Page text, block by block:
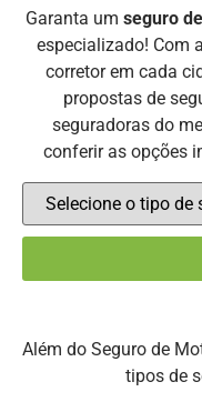
Garanta um seguro
especializado! Com a
corretor em cada
propostas de
seguradoras do
conferir as opções
Além do Seguro de
tipos de